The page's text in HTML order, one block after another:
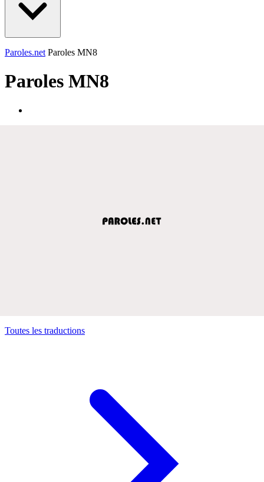
Paroles.net Paroles MN8
Paroles MN8
Toutes les traductions